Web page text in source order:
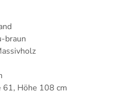
braun
Höhe 108 cm